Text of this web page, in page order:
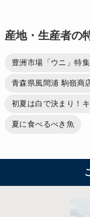
産地・生産者の
豊洲市場「ウニ」特集
青森県風間浦 駒嶺商
初夏は白で決まり！
夏に食べるべき魚